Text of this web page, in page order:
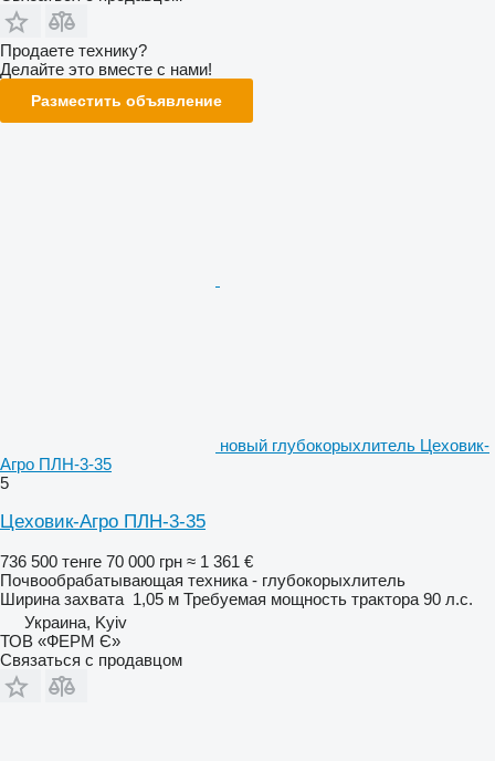
Продаете технику?
Делайте это вместе с нами!
Разместить объявление
новый глубокорыхлитель Цеховик-
Агро ПЛН-3-35
5
Цеховик-Агро ПЛН-3-35
736 500 тенге 70 000 грн ≈ 1 361 €
Почвообрабатывающая техника - глубокорыхлитель
Ширина захвата 1,05 м Требуемая мощность трактора 90 л.с.
Украина, Kyiv
ТОВ «ФЕРМ Є»
Связаться с продавцом